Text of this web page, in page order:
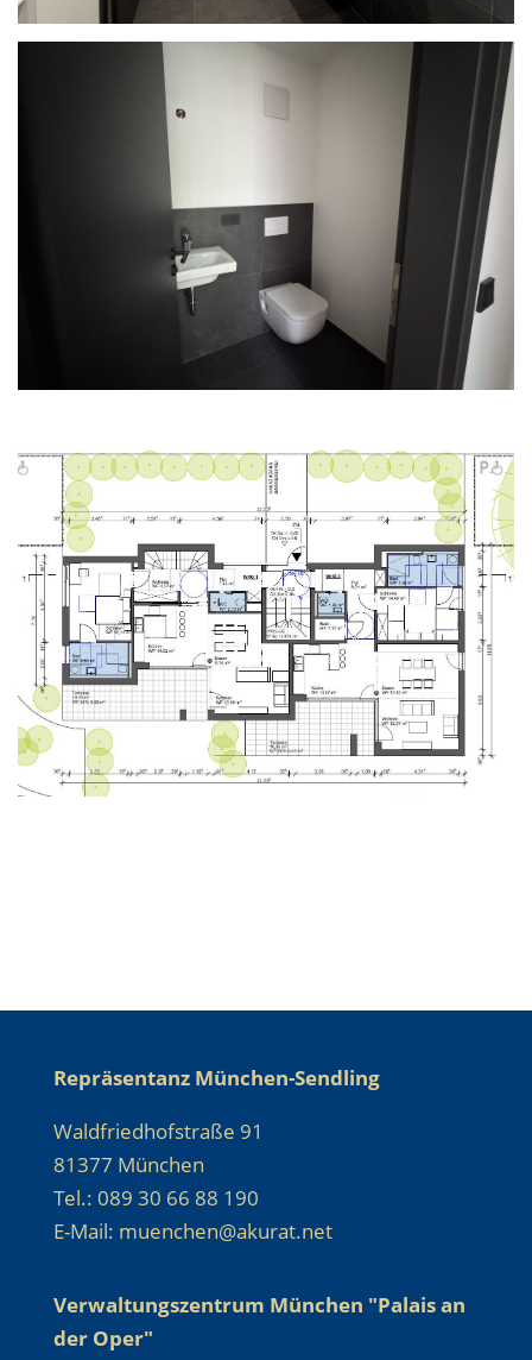
Repräsentanz München-Sendling
Waldfriedhofstraße 91
81377 München
Tel.: 089 30 66 88 190
E-Mail: muenchen@akurat.net
Verwaltungszentrum München "Palais an
der Oper"